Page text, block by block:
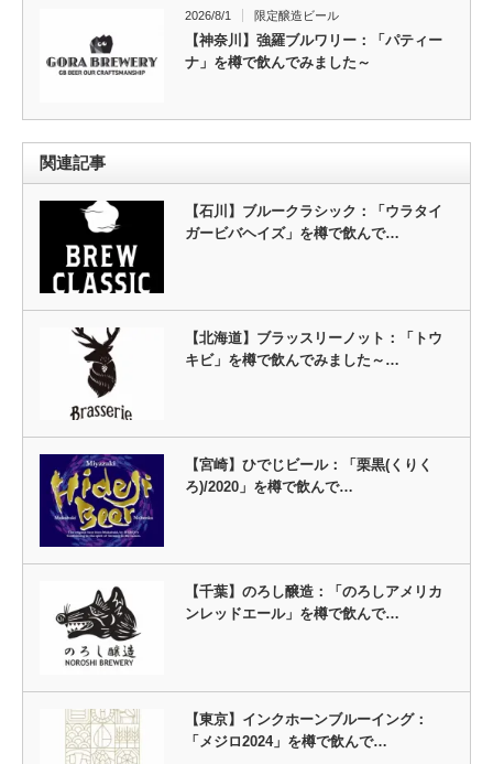
2026/8/1 限定醸造ビール
【神奈川】強羅ブルワリー：「パティー
ナ」を樽で飲んでみました～
関連記事
【石川】ブルークラシック：「ウラタイ
ガービバヘイズ」を樽で飲んで…
【北海道】ブラッスリーノット：「トウ
キビ」を樽で飲んでみました～…
【宮崎】ひでじビール：「栗黒(くりく
ろ)/2020」を樽で飲んで…
【千葉】のろし醸造：「のろしアメリカ
ンレッドエール」を樽で飲んで…
【東京】インクホーンブルーイング：
「メジロ2024」を樽で飲んで…